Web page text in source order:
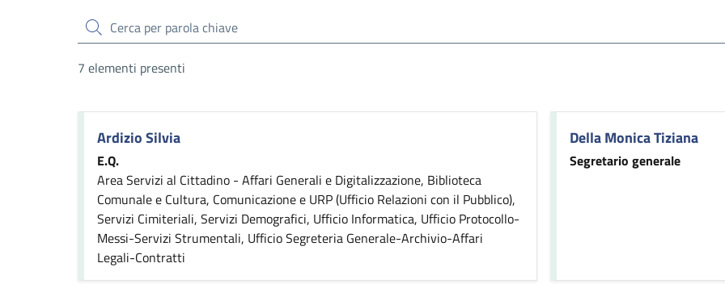
cerca
7 elementi presenti
Ardizio Silvia
E.Q.
Area Servizi al Cittadino - Affari Generali e Digitalizzazione, Biblioteca
Comunale e Cultura, Comunicazione e URP (Ufficio Relazioni con il Pubblico),
Servizi Cimiteriali, Servizi Demografici, Ufficio Informatica, Ufficio Protocollo-
Messi-Servizi Strumentali, Ufficio Segreteria Generale-Archivio-Affari
Legali-Contratti
Della Monica Tiziana
Segretario generale